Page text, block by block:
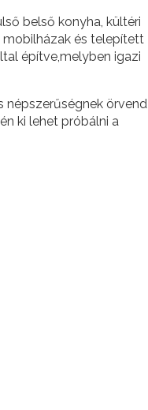
belső konyha, kültéri
mobilházak és telepített
építve,melyben igazi
népszerűségnek örvend
ki lehet próbálni a